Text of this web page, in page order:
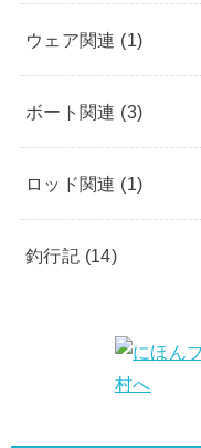
ウェア関連 (1)
ボート関連 (3)
ロッド関連 (1)
釣行記 (14)